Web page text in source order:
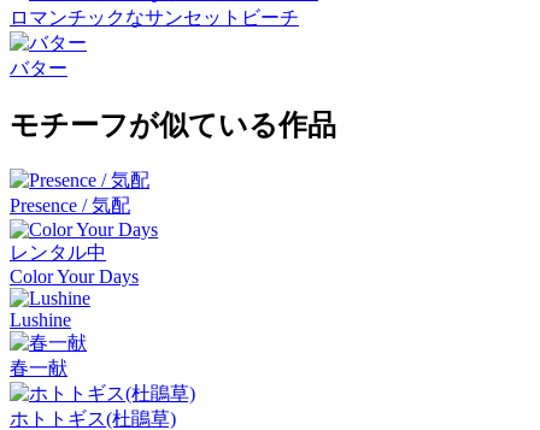
ロマンチックなサンセットビーチ
バター
モチーフが似ている作品
Presence / 気配
レンタル中
Color Your Days
Lushine
春一献
ホトトギス(杜鵑草)